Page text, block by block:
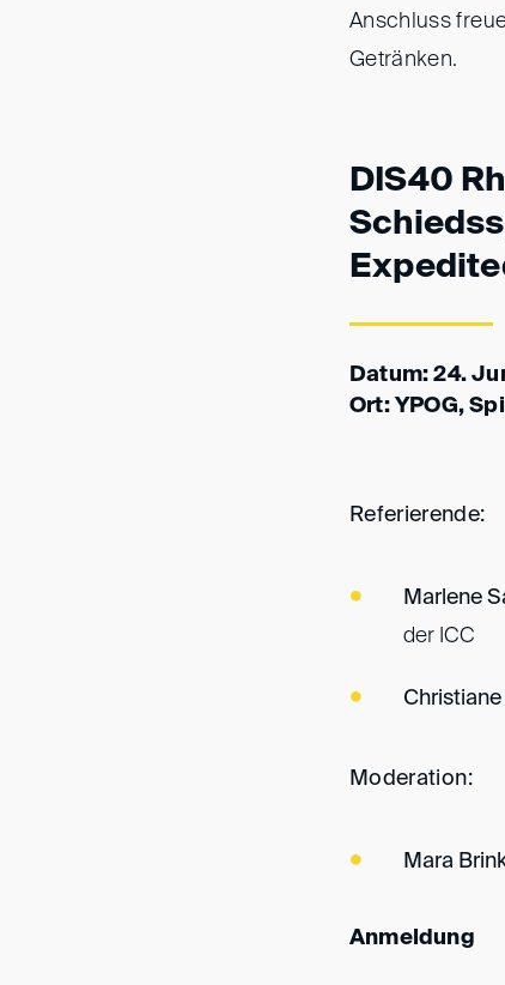
Anschluss
Getränken.
DIS40
Datum: 24.
Ort: YPOG,
Referierende:
Marlene
der ICC
Moderation:
Mara
Anmeldung